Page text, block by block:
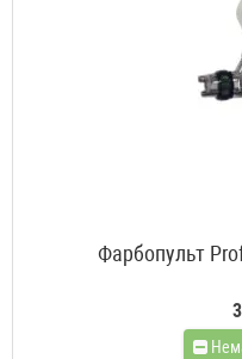
Фарбопульт